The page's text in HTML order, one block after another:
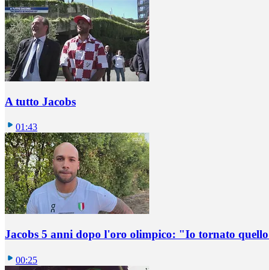
A tutto Jacobs
01:43
Jacobs 5 anni dopo l'oro olimpico: "Io tornato
00:25